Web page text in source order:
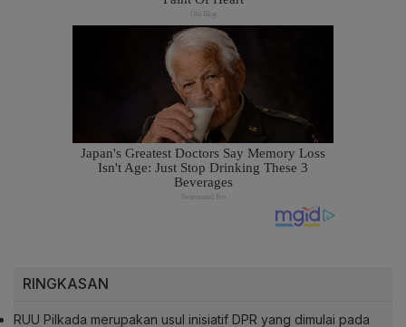
RINGKASAN
RUU Pilkada merupakan usul inisiatif DPR yang dimulai pada